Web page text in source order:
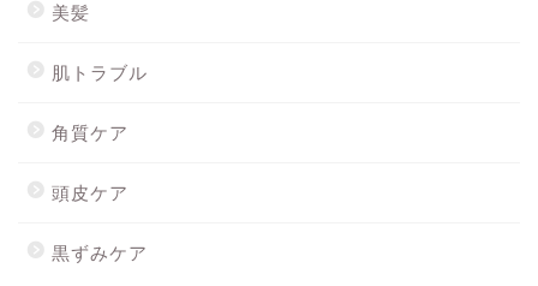
美髪
肌トラブル
角質ケア
頭皮ケア
黒ずみケア